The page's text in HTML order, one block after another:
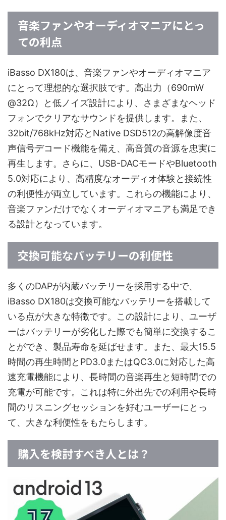
音楽ファンやオーディオマニアにとっ
ての利点
iBasso DX180は、音楽ファンやオーディオマニア
にとって理想的な選択肢です。高出力（690mW
@32Ω）と低ノイズ設計により、さまざまなヘッド
フォンでクリアなサウンドを提供します。また、
32bit/768kHz対応とNative DSD512の高解像度音
声信号デコード機能を備え、高音質の音源を忠実に
再生します。さらに、USB-DACモードやBluetooth
5.0対応により、高精度なオーディオ体験と接続性
の利便性が両立しています。これらの機能により、
音楽ファンだけでなくオーディオマニアも満足でき
る設計となっています。
交換可能なバッテリーの利便性
多くのDAPが内蔵バッテリーを採用する中で、
iBasso DX180は交換可能なバッテリーを搭載して
いる点が大きな特徴です。この設計により、ユーザ
ーはバッテリーが劣化した際でも簡単に交換するこ
とができ、製品寿命を延ばせます。また、最大15.5
時間の再生時間とPD3.0またはQC3.0に対応した高
速充電機能により、長時間の音楽再生と短時間での
充電が可能です。これは特に外出先での利用や長時
間のリスニングセッションを好むユーザーにとっ
て、大きな利便性をもたらします。
購入を検討すべき人とは？